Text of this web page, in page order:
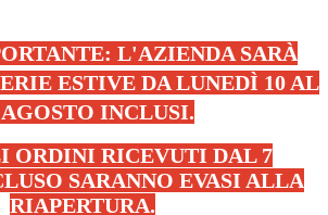
L'AZIENDA SARÀ
ESTIVE DA LUNEDÌ 10 AL
AGOSTO INCLUSI.
ORDINI RICEVUTI DAL 7
SARANNO EVASI ALLA
RIAPERTURA.